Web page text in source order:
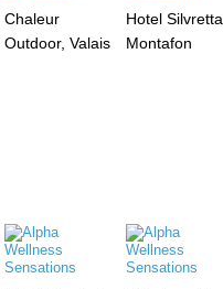
Chaleur
Outdoor, Valais
Hotel Silvretta,
Montafon